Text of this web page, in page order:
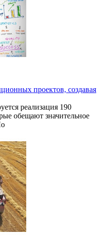
проектов, создавая
реализация 190
обещают значительное